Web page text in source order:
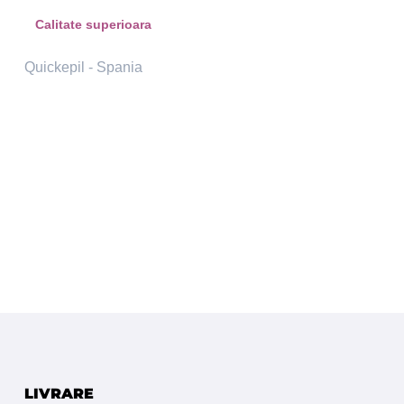
Calitate superioara
Quickepil - Spania
LIVRARE